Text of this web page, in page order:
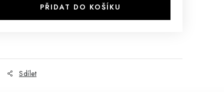
PŘIDAT DO KOŠÍKU
Sdílet